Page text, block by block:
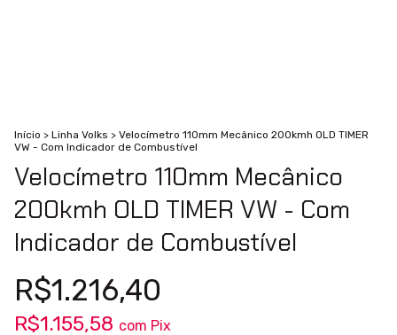
Início > Linha Volks > Velocímetro 110mm Mecânico 200kmh OLD TIMER
VW - Com Indicador de Combustível
Velocímetro 110mm Mecânico
200kmh OLD TIMER VW - Com
Indicador de Combustível
R$1.216,40
R$1.155,58 com Pix